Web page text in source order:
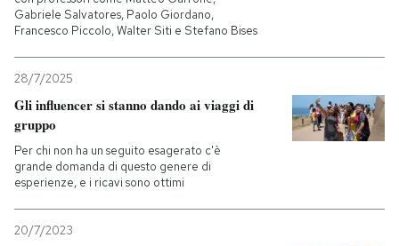
Gabriele Salvatores, Paolo Giordano,
Francesco Piccolo, Walter Siti e Stefano Bises
28/7/2025
Gli influencer si stanno dando ai viaggi di
gruppo
Per chi non ha un seguito esagerato c'è
grande domanda di questo genere di
esperienze, e i ricavi sono ottimi
20/7/2023